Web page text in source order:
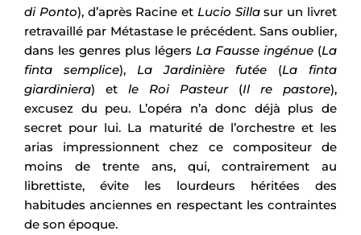
di Ponto), d’après Racine et Lucio Sillasur un livret
retravaillé par Métastase le précédent. Sans oublier,
dans les genres plus légers La Fausse ingénue (La
finta semplice), La Jardinière futée (La finta
giardiniera) et le Roi Pasteur(Il re pastore),
excusez du peu. L’opéra n’a donc déjà plus de
secret pour lui. La maturité de l’orchestre et les
arias impressionnent chez ce compositeur de
moins de trente ans, qui, contrairement au
librettiste, évite les lourdeurs héritées des
habitudes anciennes en respectant les contraintes
de son époque.